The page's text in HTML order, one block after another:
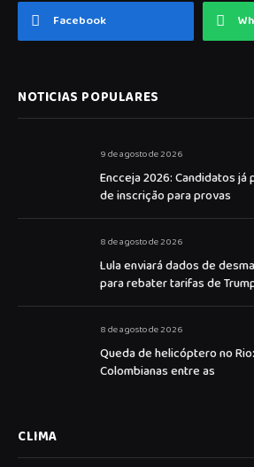
Facebook
NOTICIAS POPULARES
9 de agosto de 2026
Encceja 2026: Candidatos
de inscrição para provas
8 de agosto de 2026
Lula enviará dados de
para rebater tarifas de
8 de agosto de 2026
Queda de helicóptero no
Colombianas entre as
CLIMA